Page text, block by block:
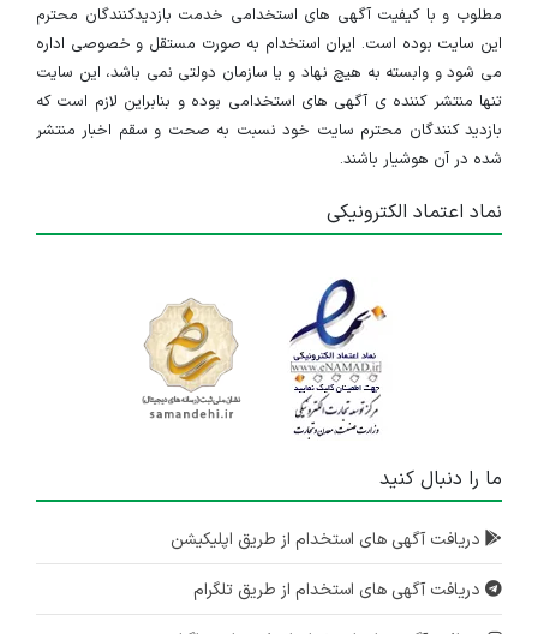
مطلوب و با کیفیت آگهی های استخدامی خدمت بازدیدکنندگان محترم
این سایت بوده است. ایران استخدام به صورت مستقل و خصوصی اداره
می شود و وابسته به هیچ نهاد و یا سازمان دولتی نمی باشد، این سایت
تنها منتشر کننده ی آگهی های استخدامی بوده و بنابراین لازم است که
بازدید کنندگان محترم سایت خود نسبت به صحت و سقم اخبار منتشر
شده در آن هوشیار باشند.
نماد اعتماد الکترونیکی
ما را دنبال کنید
دریافت آگهی های استخدام از طریق اپلیکیشن
دریافت آگهی های استخدام از طریق تلگرام